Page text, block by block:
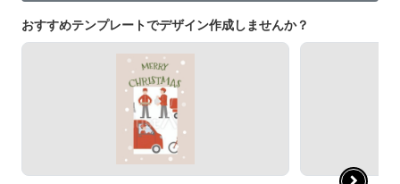
おすすめテンプレートでデザイン作成しませんか？